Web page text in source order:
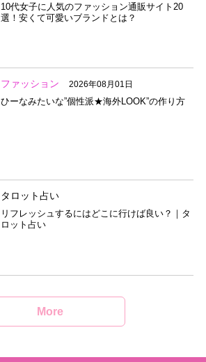
10代女子に人気のファッション通販サイト20
選！安くて可愛いブランドとは？
ファッション 2026年08月01日
ひーなみたいな”個性派★海外LOOK”の作り方
タロット占い
リフレッシュするにはどこに行けば良い？｜タ
ロット占い
More